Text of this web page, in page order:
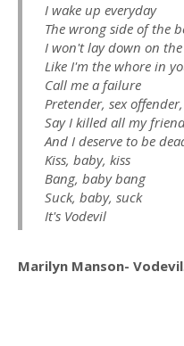
I wake up everyday
The wrong side of the
I won't lay down on
Like I'm the whore in
Call me a failure
Pretender, sex
Say I killed all my
And I deserve to be
Kiss, baby, kiss
Bang, baby bang
Suck, baby, suck
It's Vodevil
Marilyn Manson- Vodevil